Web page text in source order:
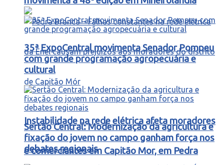
Instabilidade na rede elétrica afeta moradores
e comerciantes em Capitão Mor, em Pedra
35ª ExpoCentral movimenta Senador Pompeu
com grande programação agropecuária e
cultural
Sertão Central: Modernização da agricultura e
fixação do jovem no campo ganham força nos
debates regionais